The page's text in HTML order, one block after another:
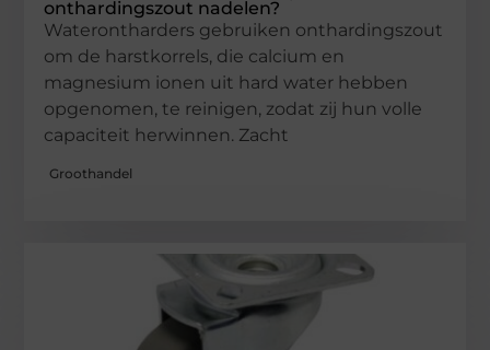
onthardingszout nadelen?
Waterontharders gebruiken onthardingszout
om de harstkorrels, die calcium en
magnesium ionen uit hard water hebben
opgenomen, te reinigen, zodat zij hun volle
capaciteit herwinnen. Zacht
Groothandel